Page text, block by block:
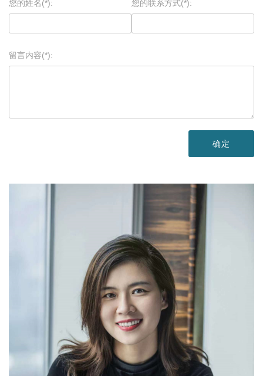
您的姓名(*): 您的联系方式(*):
留言内容(*):